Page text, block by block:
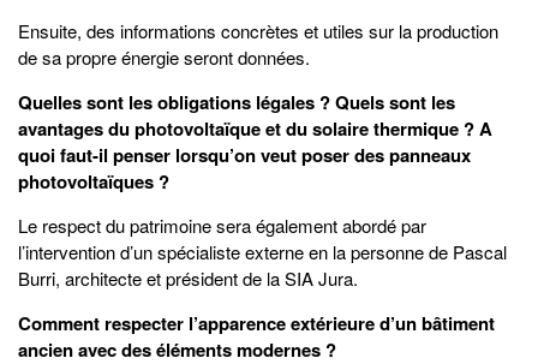
Ensuite, des informations concrètes et utiles sur la production
de sa propre énergie seront données.
Quelles sont les obligations légales ? Quels sont les
avantages du photovoltaïque et du solaire thermique ? A
quoi faut-il penser lorsqu’on veut poser des panneaux
photovoltaïques ?
Le respect du patrimoine sera également abordé par
l’intervention d’un spécialiste externe en la personne de Pascal
Burri, architecte et président de la SIA Jura.
Comment respecter l’apparence extérieure d’un bâtiment
ancien avec des éléments modernes ?